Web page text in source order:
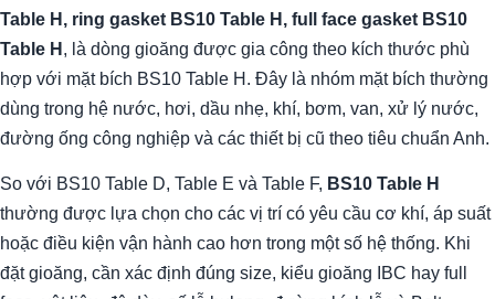
Table H, ring gasket BS10 Table H, full face gasket BS10
Table H , là dòng gioăng được gia công theo kích thước phù
hợp với mặt bích BS10 Table H. Đây là nhóm mặt bích thường
dùng trong hệ nước, hơi, dầu nhẹ, khí, bơm, van, xử lý nước,
đường ống công nghiệp và các thiết bị cũ theo tiêu chuẩn Anh.
So với BS10 Table D, Table E và Table F, BS10 Table H
thường được lựa chọn cho các vị trí có yêu cầu cơ khí, áp suất
hoặc điều kiện vận hành cao hơn trong một số hệ thống. Khi
đặt gioăng, cần xác định đúng size, kiểu gioăng IBC hay full